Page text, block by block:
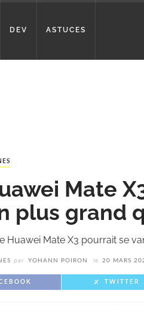
DEV ASTUCES
Mate
plus grand
Huawei Mate X3 pourrait se
par YOHANN POIRON le 20 MARS
TWITTER